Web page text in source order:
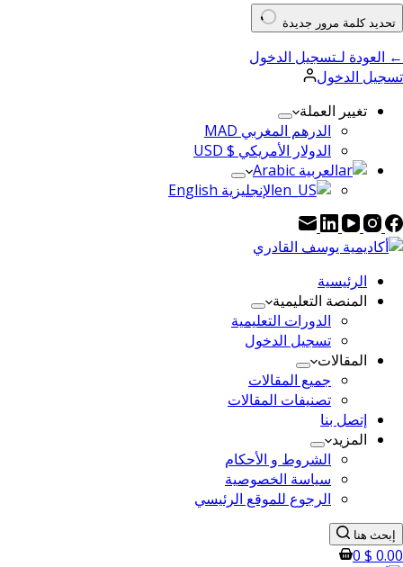
تحديد كلمة مرور جديدة
← العودة لـتسجيل الدخول
تسجيل الدخول
تغيير العملة
الدرهم المغربي MAD
الدولار الأمريكي $ USD
العربية Arabic
الإنجليزية English
الرئيسية
المنصة التعليمية
الدورات التعليمية
تسجيل الدخول
المقالات
جميع المقالات
تصنيفات المقالات
إتصل بنا
المزيد
الشروط و الأحكام
سياسة الخصوصية
الرجوع للموقع الرئيسي
إبحث هنا
0.00
$
0